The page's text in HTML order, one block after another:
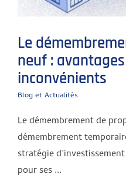
Le
neuf :
inconvénients
Blog et Actualités
Le démembrement de
démembrement
stratégie
pour ses ...